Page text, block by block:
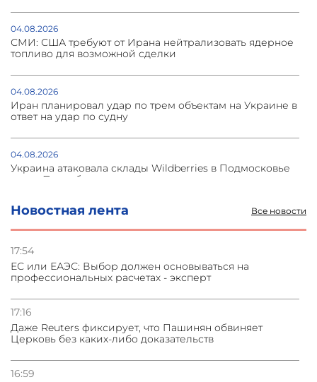
Новостная лента Все новости
17:54
ЕС или ЕАЭС: Выбор должен основываться на
профессиональных расчетах - эксперт
17:16
Даже Reuters фиксирует, что Пашинян обвиняет
Церковь без каких-либо доказательств
16:59
04.08.2026
СМИ: США требуют от Ирана нейтрализовать ядерное
топливо для возможной сделки
04.08.2026
Иран планировал удар по трем объектам на Украине в
ответ на удар по судну
04.08.2026
Украина атаковала склады Wildberries в Подмосковье
и под Петербургом
03.08.2026
Стратегия безопасности ОДКБ допускает применение
03.08.2026
31.07.2026
погрануправления СНБ Армении в Тбилиси